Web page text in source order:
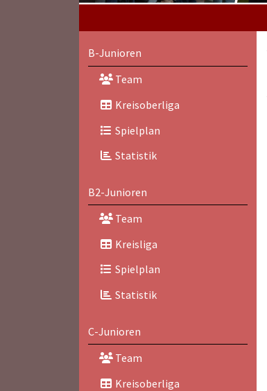
B-Junioren
Team
Kreisoberliga
Spielplan
Statistik
B2-Junioren
Team
Kreisliga
Spielplan
Statistik
C-Junioren
Team
Kreisoberliga